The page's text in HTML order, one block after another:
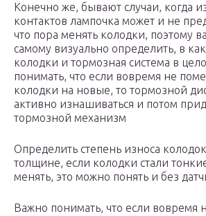
Конечно же, бывают случаи, когда
контактов лампочка может и не
что пора менять колодки, поэтому
самому визуально определить, в
колодки и тормозная система в
понимать, что если вовремя не
колодки на новые, то тормозной
активно изнашиваться и потом
тормозной механизм
Определить степень износа
толщине, если колодки стали
менять, это можно понять и без
Важно понимать, что если вовремя